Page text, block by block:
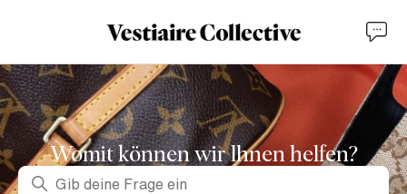
Womit können wir lhnen helfen?
Suche